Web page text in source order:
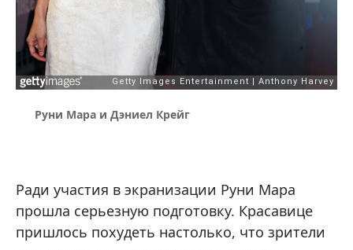
Руни Мара и Дэниел Крейг
Ради участия в экранизации Руни Мара
прошла серьезную подготовку. Красавице
пришлось похудеть настолько, что зрители